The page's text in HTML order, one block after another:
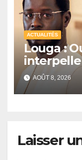
ACTUALITÉS
Louga :
interpelle
Faye sur
locales
AOÛT 8, 2026
Laisser